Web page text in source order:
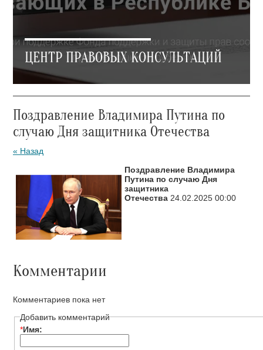
ЦЕНТР ПРАВОВЫХ КОНСУЛЬТАЦИЙ
Поздравление Владимира Путина по
случаю Дня защитника Отечества
« Назад
Поздравление Владимира
Путина по случаю Дня
защитника
Отечества 24.02.2025 00:00
Комментарии
Комментариев пока нет
Добавить комментарий
*Имя: